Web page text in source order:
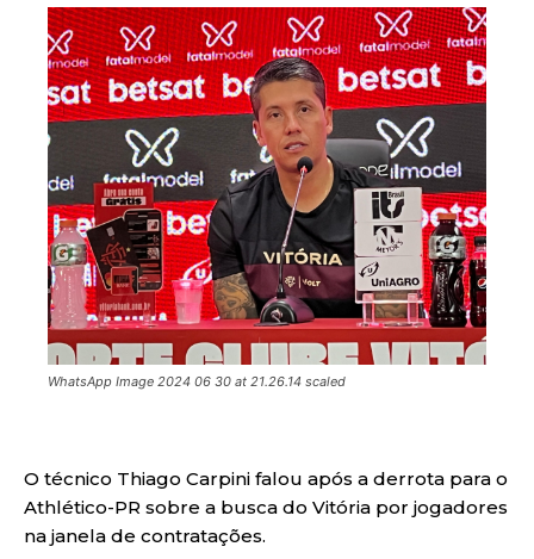
WhatsApp Image 2024 06 30 at 21.26.14 scaled
O técnico Thiago Carpini falou após a derrota para o
Athlético-PR sobre a busca do Vitória por jogadores
na janela de contratações.